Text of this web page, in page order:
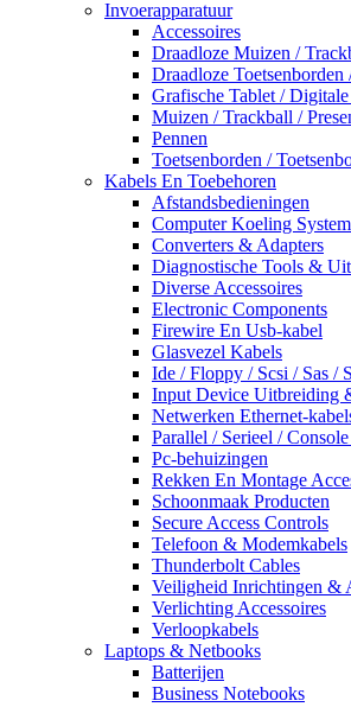
Invoerapparatuur
Accessoires
Draadloze Muizen /
Draadloze Toetsenborden
Grafische Tablet /
Muizen / Trackball /
Pennen
Toetsenborden /
Kabels En Toebehoren
Afstandsbedieningen
Computer Koeling
Converters & Adapters
Diagnostische Tools &
Diverse Accessoires
Electronic Components
Firewire En Usb-kabel
Glasvezel Kabels
Ide / Floppy / Scsi / Sas /
Input Device Uitbreiding
Netwerken Ethernet-
Parallel / Serieel /
Pc-behuizingen
Rekken En Montage
Schoonmaak Producten
Secure Access Controls
Telefoon & Modemkabels
Thunderbolt Cables
Veiligheid Inrichtingen &
Verlichting Accessoires
Verloopkabels
Laptops & Netbooks
Batterijen
Business Notebooks